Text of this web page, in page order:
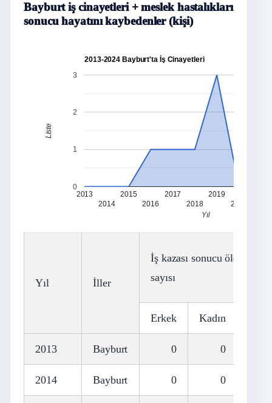
Bayburt iş cinayetleri + meslek hastalıkları
sonucu hayatını kaybedenler (kişi)
2013-2024 Bayburt'ta İş Cinayetleri
2013
2014
2015
2016
2017
2018
2019
2020
0
1
2
3
Yıl
Liste
Yıl İller
İş kazası sonucu ölen
sayısı
Erkek Kadın
2013 Bayburt 0 0
2014 Bayburt 0 0